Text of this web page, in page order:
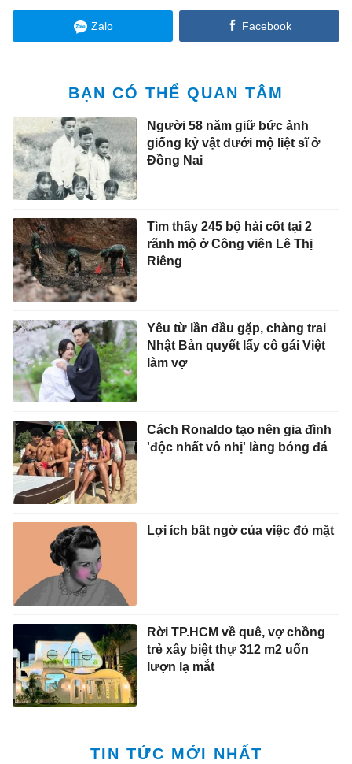
Zalo Facebook
BẠN CÓ THỂ QUAN TÂM
Người 58 năm giữ bức ảnh
giống kỷ vật dưới mộ liệt sĩ ở
Đồng Nai
Tìm thấy 245 bộ hài cốt tại 2
rãnh mộ ở Công viên Lê Thị
Riêng
Yêu từ lần đầu gặp, chàng trai
Nhật Bản quyết lấy cô gái Việt
làm vợ
Cách Ronaldo tạo nên gia đình
'độc nhất vô nhị' làng bóng đá
Lợi ích bất ngờ của việc đỏ mặt
Rời TP.HCM về quê, vợ chồng
trẻ xây biệt thự 312 m2 uốn
lượn lạ mắt
TIN TỨC MỚI NHẤT